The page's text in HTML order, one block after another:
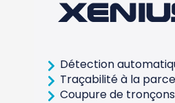
Détection
Traçabilité à la
Coupure de